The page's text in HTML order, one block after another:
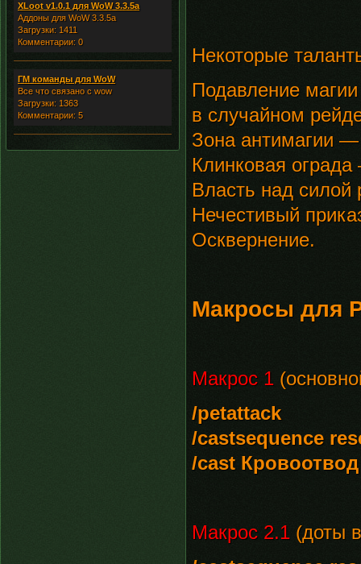
XLoot v1.0.1 для WoW 3.3.5a
Аддоны для WoW 3.3.5a
Загрузки: 1411
Комментарии: 0
ГМ команды для WoW
Все что связано с wow
Загрузки: 1363
Комментарии: 5
Некоторые
Подавление
в случайном
Зона антимагии
Клинковая
Власть над
Нечестивый
Осквернение.
Макросы для
Макрос 1
/petattack
/castsequence
/cast Кровоотвод
Макрос 2.1 (доты